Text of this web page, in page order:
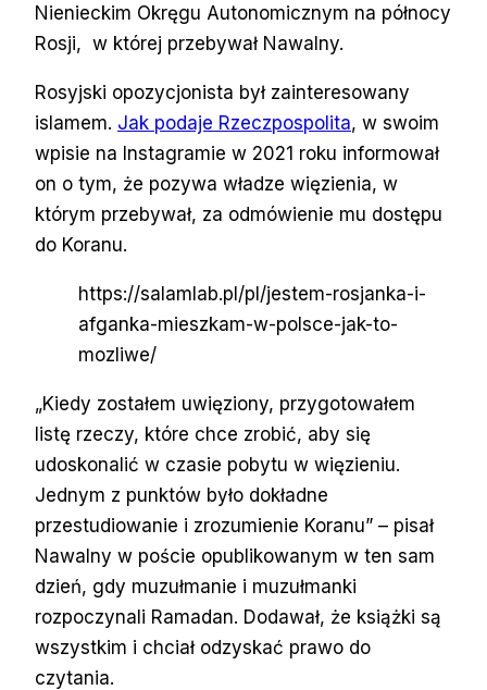
Nienieckim Okręgu Autonomicznym na północy
Rosji, w której przebywał Nawalny.
Rosyjski opozycjonista był zainteresowany
islamem. Jak podaje Rzeczpospolita, w swoim
wpisie na Instagramie w 2021 roku informował
on o tym, że pozywa władze więzienia, w
którym przebywał, za odmówienie mu dostępu
do Koranu.
https://salamlab.pl/pl/jestem-rosjanka-i-
afganka-mieszkam-w-polsce-jak-to-
mozliwe/
„Kiedy zostałem uwięziony, przygotowałem
listę rzeczy, które chce zrobić, aby się
udoskonalić w czasie pobytu w więzieniu.
Jednym z punktów było dokładne
przestudiowanie i zrozumienie Koranu” – pisał
Nawalny w poście opublikowanym w ten sam
dzień, gdy muzułmanie i muzułmanki
rozpoczynali Ramadan. Dodawał, że książki są
wszystkim i chciał odzyskać prawo do
czytania.